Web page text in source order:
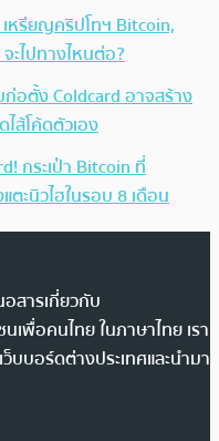
หรียญคริปโทฯ Bitcoin,
ะไปทางไหนต่อ?
อตั้ง Coldcard อาจสร้าง
ส้โค้ดตัวเอง
กระเป๋า Bitcoin ที่
ตะนิวไฮในรอบ 8 เดือน
สารเกี่ยวกับ
เพื่อคนไทย ในภาษาไทย เรา
บบอร์ดต่างประเทศและนำมา